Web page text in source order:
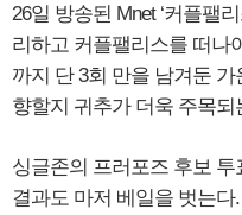
26일 방송된 Mnet ‘커플팰
리하고 커플팰리스를 떠나
까지 단 3회 만을 남겨둔
향할지 귀추가 더욱 주목되
싱글존의 프러포즈 후보 투
결과도 마저 베일을 벗는다